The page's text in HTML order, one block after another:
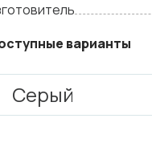
варианты
Серый